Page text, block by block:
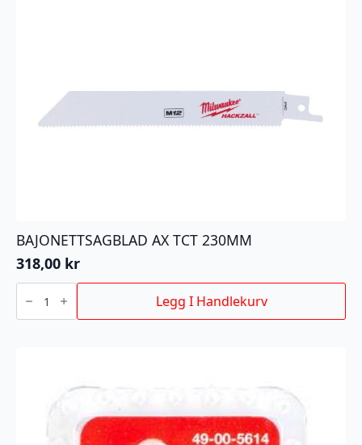
BAJONETTSAGBLAD AX TCT 230MM
318,00 kr
BAJONETTSAGBLAD
AX
230MM
Legg I Handlekurv